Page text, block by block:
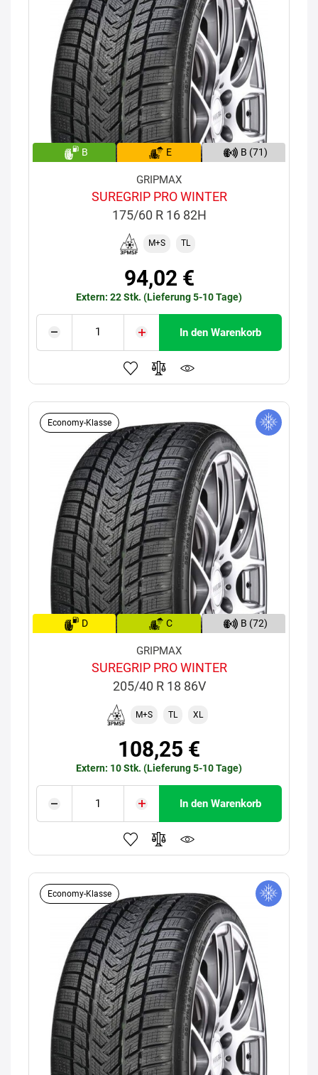
B E B (71)
GRIPMAX
SUREGRIP PRO WINTER
175/60 R 16 82H
M+S TL
94,02 €
Extern: 22 Stk. (Lieferung 5-10 Tage)
In den Warenkorb
Economy-Klasse
D C B (72)
GRIPMAX
SUREGRIP PRO WINTER
205/40 R 18 86V
M+S TL XL
108,25 €
Extern: 10 Stk. (Lieferung 5-10 Tage)
In den Warenkorb
Economy-Klasse